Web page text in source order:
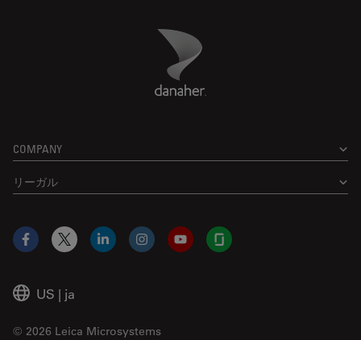
Danaher Logo
COMPANY
リーガル
US | ja
© 2026 Leica Microsystems
Facebook
X LinkedInInstagramYouTubeGlassdoor